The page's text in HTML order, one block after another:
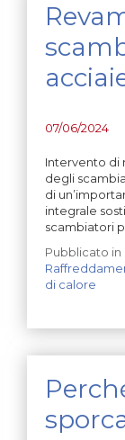
07/06/2024
Intervento di
degli
di
integrale
scambiatori
Pubblicato in
di calore